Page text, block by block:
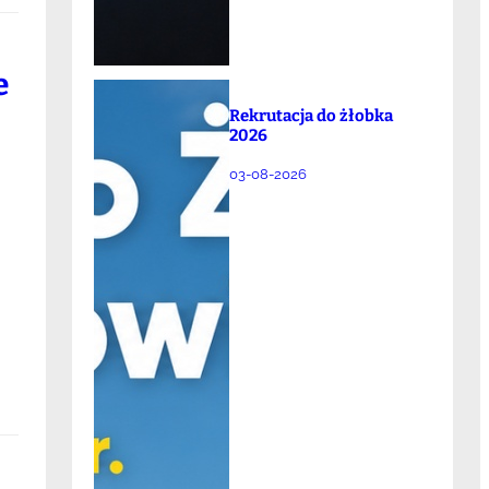
Rekrutacja do żłobka
2026
03-08-2026